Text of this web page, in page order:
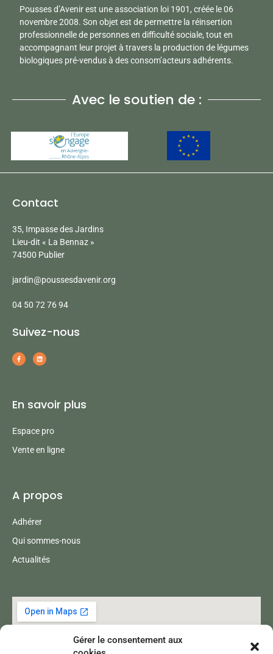
Gérer le consentement aux
Pousses d’Avenir est une association loi 1901, créée le 06
novembre 2008. Son objet est de permettre la réinsertion
professionnelle de personnes en difficulté sociale, tout en
accompagnant leur projet à travers la production de légumes
biologiques pré-vendus à des consom’acteurs adhérents.
Avec le soutien de :
Contact
35, Impasse des Jardins
Lieu-dit « La Bennaz »
74500 Publier
jardin@poussesdavenir.org
04 50 72 76 94
Suivez-nous
En savoir plus
Espace pro
Vente en ligne
A propos
Adhérer
Qui sommes-nous
Actualités